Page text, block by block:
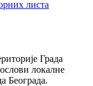
листа
Града
локалне
Београда.